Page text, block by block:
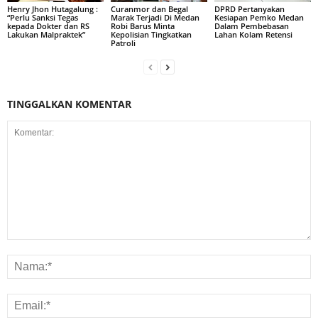
Henry Jhon Hutagalung :
“Perlu Sanksi Tegas
kepada Dokter dan RS
Lakukan Malpraktek”
Curanmor dan Begal
Marak Terjadi Di Medan
Robi Barus Minta
Kepolisian Tingkatkan
Patroli
DPRD Pertanyakan
Kesiapan Pemko Medan
Dalam Pembebasan
Lahan Kolam Retensi
TINGGALKAN KOMENTAR